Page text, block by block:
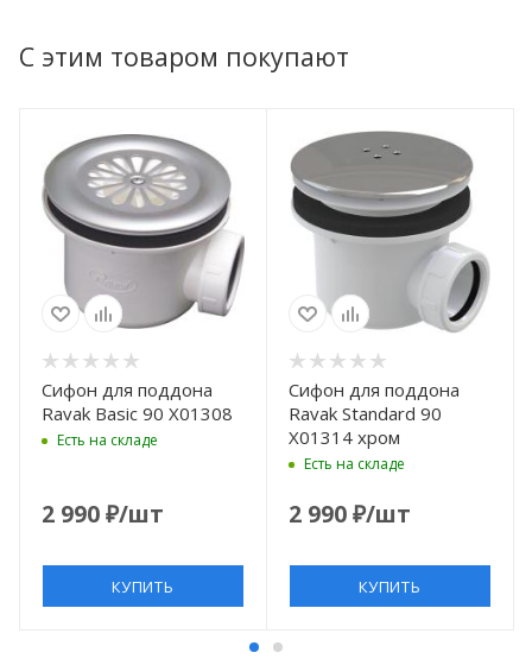
С этим товаром покупают
Сифон для поддона
Ravak Basic 90 X01308
Есть на складе
2 990₽/шт
КУПИТЬ
Сифон для поддона
Ravak Standard 90
X01314 хром
Есть на складе
2 990₽/шт
КУПИТЬ